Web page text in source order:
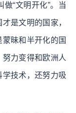
“文明开化”。当
是文明的国家，
昧和半开化的国
力变得和欧洲人
技术，还努力吸